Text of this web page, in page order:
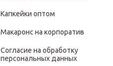
Капкейки оптом
Макаронс на корпоратив
Согласие на обработку
персональных данных